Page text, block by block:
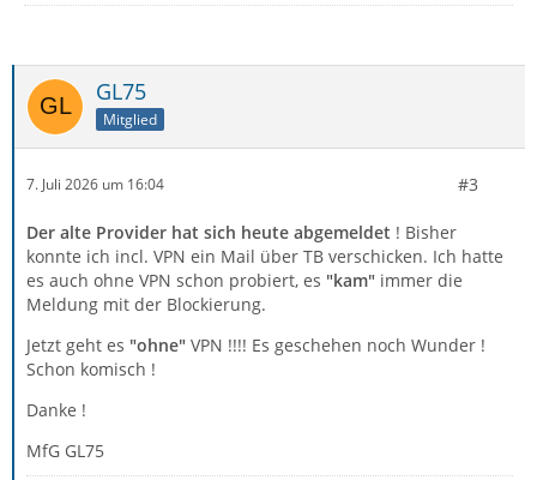
GL75
Mitglied
7. Juli 2026 um 16:04 #3
Der alte Provider hat sich heute abgemeldet ! Bisher
konnte ich incl. VPN ein Mail über TB verschicken. Ich hatte
es auch ohne VPN schon probiert, es "kam" immer die
Meldung mit der Blockierung.
Jetzt geht es "ohne" VPN !!!! Es geschehen noch Wunder !
Schon komisch !
Danke !
MfG GL75